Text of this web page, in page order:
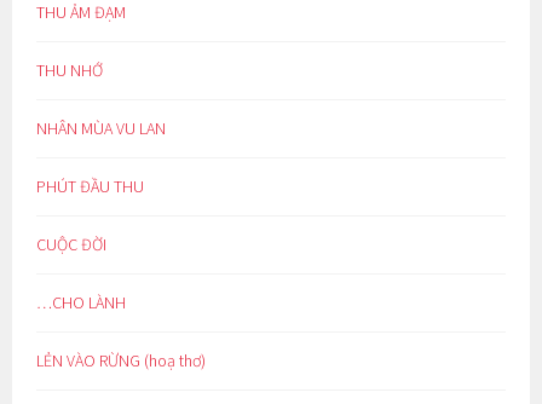
THU ẢM ĐẠM
THU NHỚ
NHÂN MÙA VU LAN
PHÚT ĐẦU THU
CUỘC ĐỜI
…CHO LÀNH
LẺN VÀO RỪNG (hoạ thơ)